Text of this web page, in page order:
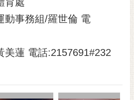
動事務組/羅世倫 電
美蓮 電話:2157691#232